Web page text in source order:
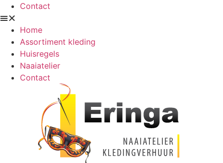
Contact
Home
Assortiment kleding
Huisregels
Naaiatelier
Contact